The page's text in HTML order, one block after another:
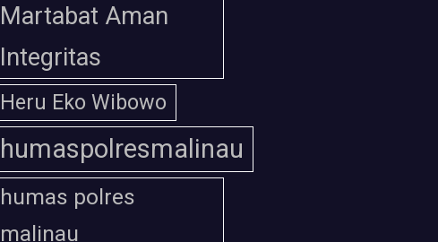
Martabat Aman
Integritas
Heru Eko Wibowo
humaspolresmalinau
humas polres
malinau